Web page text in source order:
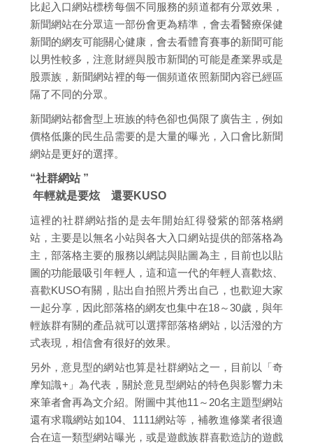
比起入口網站標榜每個不同服務的頻道都有分眾效果，
新聞網站在分眾這一部份會更為精準，會去看醫療保健
新聞的網友可能關心健康，會去看體育賽事的新聞可能
以男性較多，注意財經與股市新聞的可能是產業界或是
股票族，新聞網站裡的每一個頻道依照新聞內容已經區
隔了不同的分眾。
新聞網站都會型上班族的特色卻也侷限了廣告主，例如
價格低廉的民生品需要的是大量的曝光，入口會比新聞
網站是更好的選擇。
“社群網站 ”
年輕就是要炫 還要KUSO
這裡的社群網站指的是去年開始紅得發紫的部落格網
站，主要是以無名小站與各大入口網站提供的部落格為
主，部落格主要的服務以網誌與貼圖為主，目前也以貼
圖的功能最吸引年輕人，這和這一代的年輕人喜歡炫、
喜歡KUSO有關，貼出自拍照片秀出自己，也歡迎大家
一起分享，因此部落格的網友也集中在18～30歲，與年
輕族群有關的產品就可以選擇部落格網站，以活潑的方
式表現，相信會有很好的效果。
另外，意見型的網站也算是社群網站之一，目前以「奇
摩知識+」為代表，關於意見型網站的特色與影響力未
來筆者會再為文介紹。附圖中其他11～20名主題型網站
還有求職網站如104、1111網站等，補教進修業者很適
合在這一類型網站曝光，或是遊戲族群喜歡造訪的遊戲